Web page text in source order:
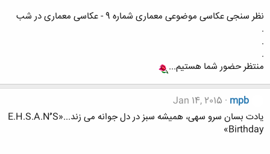
نظر سنجی عکاسی موضوعی معماری شماره 9 - عکاسی معماری در شب
.
.
.
منتظر حضور شما هستیم...
mpb
Jan 14, 2015
یادت بسان سرو سهی، همیشه سبز در دل جوانه می زند...«E.H.S.A.Nُُُ S
Birthday»